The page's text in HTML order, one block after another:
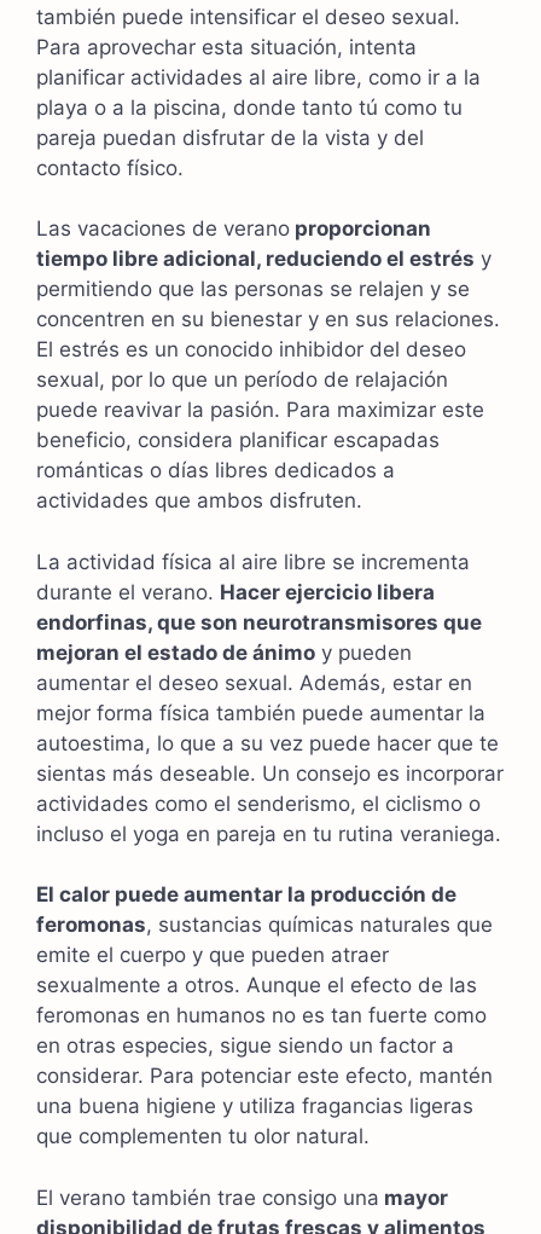
también puede intensificar el deseo sexual.
Para aprovechar esta situación, intenta
planificar actividades al aire libre, como ir a la
playa o a la piscina, donde tanto tú como tu
pareja puedan disfrutar de la vista y del
contacto físico.
Las vacaciones de verano proporcionan
tiempo libre adicional, reduciendo el estrés y
permitiendo que las personas se relajen y se
concentren en su bienestar y en sus relaciones.
El estrés es un conocido inhibidor del deseo
sexual, por lo que un período de relajación
puede reavivar la pasión. Para maximizar este
beneficio, considera planificar escapadas
románticas o días libres dedicados a
actividades que ambos disfruten.
La actividad física al aire libre se incrementa
durante el verano. Hacer ejercicio libera
endorfinas, que son neurotransmisores que
mejoran el estado de ánimo y pueden
aumentar el deseo sexual. Además, estar en
mejor forma física también puede aumentar la
autoestima, lo que a su vez puede hacer que te
sientas más deseable. Un consejo es incorporar
actividades como el senderismo, el ciclismo o
incluso el yoga en pareja en tu rutina veraniega.
El calor puede aumentar la producción de
feromonas, sustancias químicas naturales que
emite el cuerpo y que pueden atraer
sexualmente a otros. Aunque el efecto de las
feromonas en humanos no es tan fuerte como
en otras especies, sigue siendo un factor a
considerar. Para potenciar este efecto, mantén
una buena higiene y utiliza fragancias ligeras
que complementen tu olor natural.
El verano también trae consigo una mayor
disponibilidad de frutas frescas y alimentos